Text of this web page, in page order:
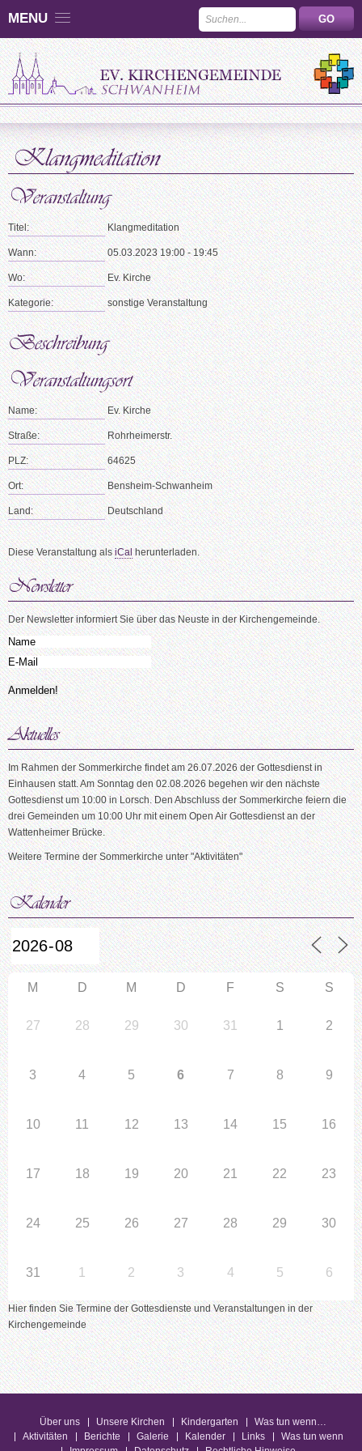
MENU
Titel: Klangmeditation
Wann: 05.03.2023 19:00 - 19:45
Wo: Ev. Kirche
Kategorie: sonstige Veranstaltung
Name: Ev. Kirche
Straße: Rohrheimerstr.
PLZ: 64625
Ort: Bensheim-Schwanheim
Land: Deutschland
Diese Veranstaltung alsiCalherunterladen.
Der Newsletter informiert Sie über das Neuste in der Kirchengemeinde.
Im Rahmen der Sommerkirche findet am 26.07.2026 der Gottesdienst in
Einhausen statt. Am Sonntag den 02.08.2026 begehen wir den nächste
Gottesdienst um 10:00 in Lorsch. Den Abschluss der Sommerkirche feiern die
drei Gemeinden um 10:00 Uhr mit einem Open Air Gottesdienst an der
Wattenheimer Brücke.
Weitere Termine der Sommerkirche unter "Aktivitäten"
M D M D F S S
27 28 29 30 31 1 2
3 4 5 6 7 8 9
10 11 12 13 14 15 16
17 18 19 20 21 22 23
24 25 26 27 28 29 30
31 1 2 3 4 5 6
Hier finden Sie Termine der Gottesdienste und Veranstaltungen in der
Kirchengemeinde
Über uns Unsere Kirchen Kindergarten
Was tun wenn…
Aktivitäten
Berichte Galerie Kalender Links
Was tun wenn